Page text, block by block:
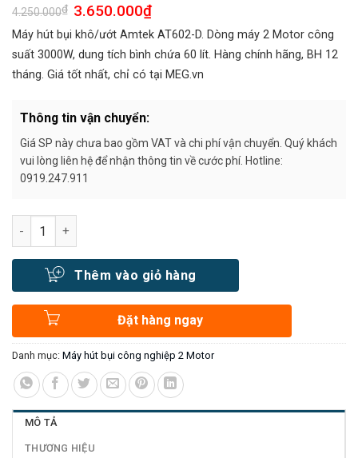
4.250.000₫ Giá
gốc
là:
4.250.000₫.
3.650.000₫Giá
tại
là:
3.650.000₫.
Máy hút bụi khô/ướt Amtek AT602-D. Dòng máy 2 Motor công
suất 3000W, dung tích bình chứa 60 lít. Hàng chính hãng, BH 12
tháng. Giá tốt nhất, chỉ có tại MEG.vn
Thông tin vận chuyển:
Giá SP này chưa bao gồm VAT và chi phí vận chuyển. Quý khách
vui lòng liên hệ để nhận thông tin về cước phí. Hotline:
0919.247.911
Số lượng
Thêm vào giỏ hàng
Đặt hàng ngay
Danh mục: Máy hút bụi công nghiệp 2 Motor
MÔ TẢ
THƯƠNG HIỆU